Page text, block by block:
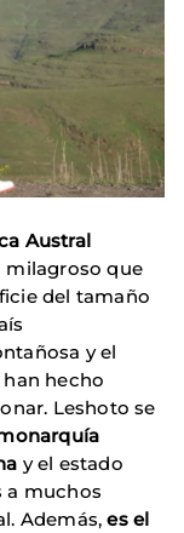
Austral
milagroso que
del tamaño
y el
hecho
Leshoto se
y el estado
a muchos
Además,es el